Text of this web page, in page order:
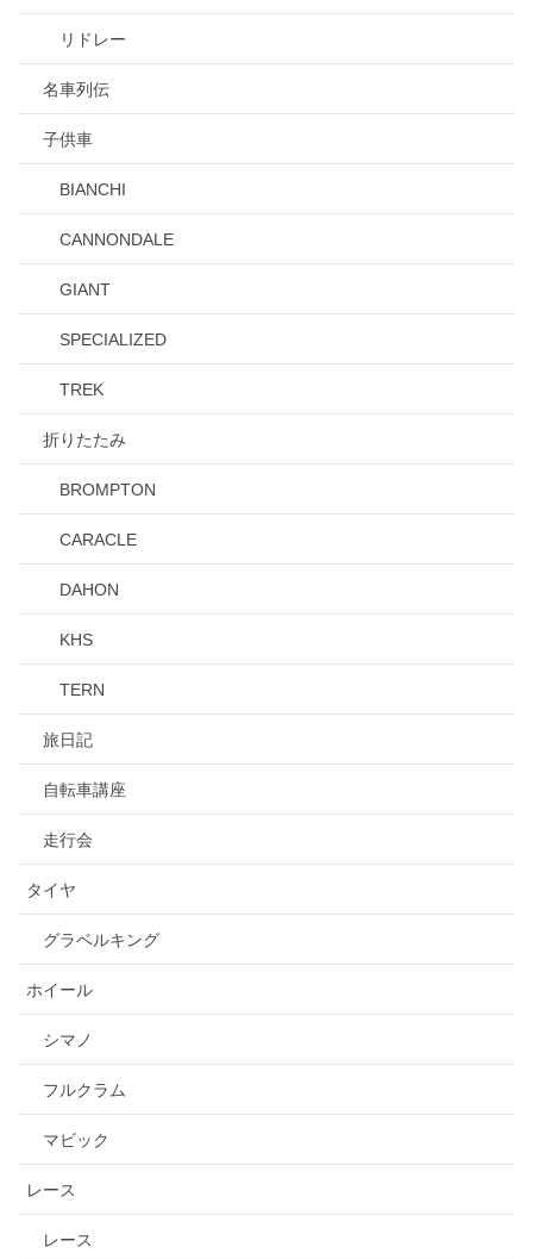
リドレー
名車列伝
子供車
BIANCHI
CANNONDALE
GIANT
SPECIALIZED
TREK
折りたたみ
BROMPTON
CARACLE
DAHON
KHS
TERN
旅日記
自転車講座
走行会
タイヤ
グラベルキング
ホイール
シマノ
フルクラム
マビック
レース
レース